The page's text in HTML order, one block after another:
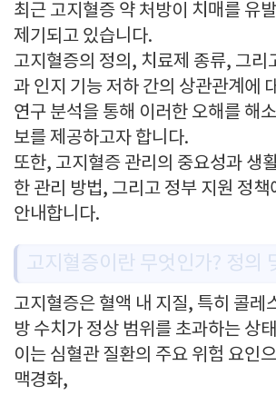
최근 고지혈증 약 처방이 치매를 유
제기되고 있습니다.
고지혈증의 정의, 치료제 종류, 그리
과 인지 기능 저하 간의 상관관계에
연구 분석을 통해 이러한 오해를 해
보를 제공하고자 합니다.
또한, 고지혈증 관리의 중요성과 생
한 관리 방법, 그리고 정부 지원 정책
안내합니다.
고지혈증이란 무엇인가? 정의
고지혈증은 혈액 내 지질, 특히 콜레
방 수치가 정상 범위를 초과하는 상
이는 심혈관 질환의 주요 위험 요인
맥경화,